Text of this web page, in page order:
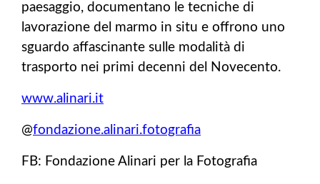
paesaggio, documentano le tecniche di
lavorazione del marmo in situ e offrono uno
sguardo affascinante sulle modalità di
trasporto nei primi decenni del Novecento.
www.alinari.it
@fondazione.alinari.fotografia
FB: Fondazione Alinari per la Fotografia